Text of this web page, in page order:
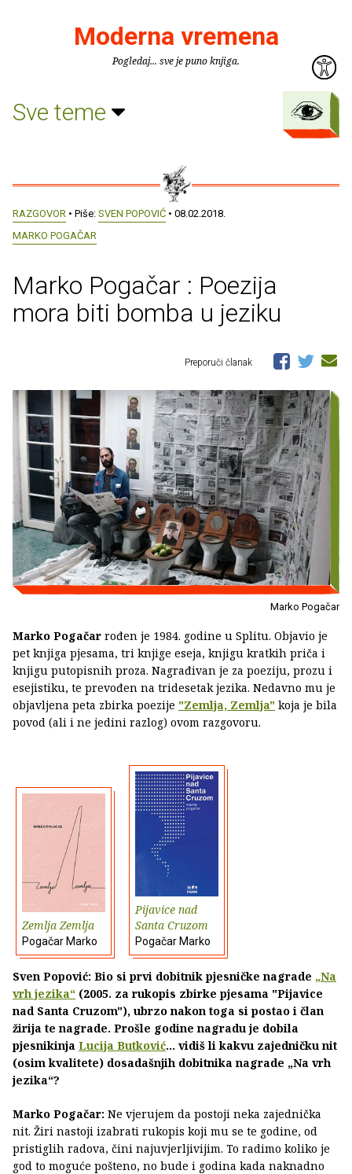
Moderna vremena
Pogledaj... sve je puno knjiga.
Sve teme
RAZGOVOR • Piše: SVEN POPOVIĆ • 08.02.2018.
MARKO POGAČAR
Marko Pogačar : Poezija
mora biti bomba u jeziku
Preporuči članak
Marko Pogačar
Marko Pogačar rođen je 1984. godine u Splitu. Objavio je
pet knjiga pjesama, tri knjige eseja, knjigu kratkih priča i
knjigu putopisnih proza. Nagrađivan je za poeziju, prozu i
esejistiku, te prevođen na tridesetak jezika. Nedavno mu je
objavljena peta zbirka poezije "Zemlja, Zemlja" koja je bila
povod (ali i ne jedini razlog) ovom razgovoru.
Zemlja Zemlja
Pogačar Marko
Pijavice nad
Santa Cruzom
Pogačar Marko
Sven Popović: Bio si prvi dobitnik pjesničke nagrade „Na
vrh jezika“ (2005. za rukopis zbirke pjesama "Pijavice
nad Santa Cruzom"), ubrzo nakon toga si postao i član
žirija te nagrade. Prošle godine nagradu je dobila
pjesnikinja Lucija Butković... vidiš li kakvu zajedničku nit
(osim kvalitete) dosadašnjih dobitnika nagrade „Na vrh
jezika“?
Marko Pogačar: Ne vjerujem da postoji neka zajednička
nit. Žiri nastoji izabrati rukopis koji mu se te godine, od
pristiglih radova, čini najuvjerljivijim. To radimo koliko je
god to moguće pošteno, no bude i godina kada naknadno